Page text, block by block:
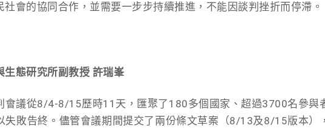
會的協同合作，並需要一步步持續推進，不能因談判挫折而停滯。
生態研究所副教授 許瑞峯
會議從8/4-8/15歷時11天，匯聚了180多個國家、超過3700名參與
失敗告終。儘管會議期間提交了兩份條文草案（8/13及8/15版本），